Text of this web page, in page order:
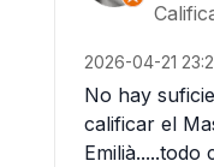
2026-04-21
No hay
calificar el
Emilià.....todo